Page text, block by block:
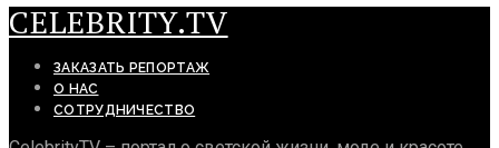
CELEBRITY.TV
ЗАКАЗАТЬ РЕПОРТАЖ
О НАС
СОТРУДНИЧЕСТВО